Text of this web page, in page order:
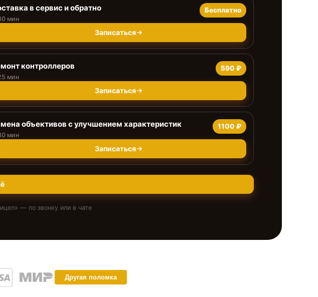
в сервис и обратно
мин
Бесплатно
Записаться
контроллеров
мин
590 ₽
Записаться
объективов с улучшением характеристик
мин
1100 ₽
Записаться
» — по звонку или в чате
Другая поломка